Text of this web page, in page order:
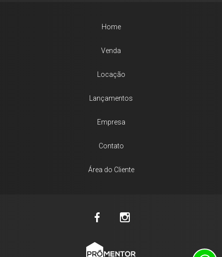
Home
Venda
Locação
Lançamentos
Empresa
Contato
Área do Cliente